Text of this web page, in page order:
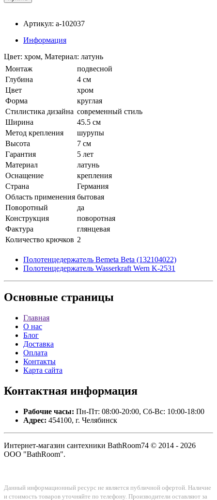
Артикул: a-102037
Информация
Цвет: хром, Материал: латунь
Монтаж
подвесной
Глубина
4 см
Цвет
хром
Форма
круглая
Стилистика дизайна современный стиль
Ширина
45.5 см
Метод крепления
шурупы
Высота
7 см
Гарантия
5 лет
Материал
латунь
Оснащение
крепления
Страна
Германия
Область применения бытовая
Поворотный
да
Конструкция
поворотная
Фактура
глянцевая
Количество крючков 2
Полотенцедержатель Bemeta Beta (132104022)
Полотенцедержатель Wasserkraft Wern K-2531
Основные страницы
Главная
О нас
Блог
Доставка
Оплата
Контакты
Карта сайта
Контактная информация
Рабочие часы: Пн-Пт: 08:00-20:00, Сб-Вс: 10:00-18:00
Адрес: 454100, г. Челябинск
Интернет-магазин сантехники BathRoom74 © 2014 - 2026
ООО "BathRoom".
Данный информационный ресурс не является публичной офертой. Наличие
и стоимость товаров уточняйте по телефону. Производители оставляют за